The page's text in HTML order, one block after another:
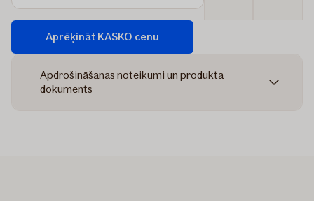
Aprēķināt KASKO cenu
Apdrošināšanas noteikumi un produkta
dokuments